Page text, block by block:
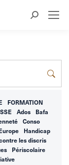
Recherche
FORMATION
Ados
Bafa
Conso
Handicap
les discris
Périscolaire